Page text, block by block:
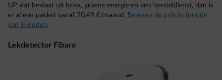
UP, dat bestaat uit boxx, groene energie en een hersteldienst, dan is
er al een pakket vanaf 20,49 €/maand. Bereken de prijs in functie
van je noden.
Lekdetector Fibaro